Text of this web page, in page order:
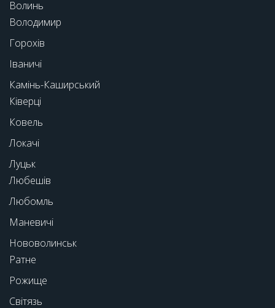
Волинь
Володимир
Горохів
Іваничі
Камінь-Каширський
Ківерці
Ковель
Локачі
Луцьк
Любешів
Любомль
Маневичі
Нововолинськ
Ратне
Рожище
Світязь